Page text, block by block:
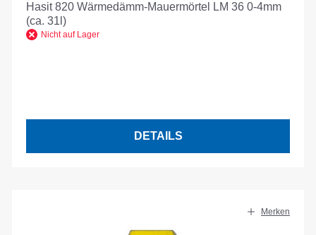
Hasit 820 Wärmedämm-Mauermörtel LM 36 0-4mm
(ca. 31l)
Nicht auf Lager
DETAILS
Merken